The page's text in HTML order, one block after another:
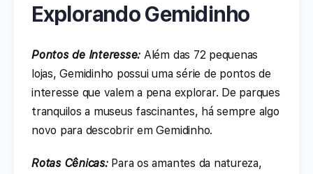
Explorando Gemidinho
Pontos de Interesse: Além das 72 pequenas
lojas, Gemidinho possui uma série de pontos de
interesse que valem a pena explorar. De parques
tranquilos a museus fascinantes, há sempre algo
novo para descobrir em Gemidinho.
Rotas Cênicas:Para os amantes da natureza,